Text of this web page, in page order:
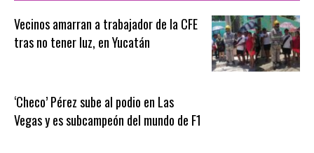
Vecinos amarran a trabajador de la CFE
tras no tener luz, en Yucatán
‘Checo’ Pérez sube al podio en Las
Vegas y es subcampeón del mundo de F1